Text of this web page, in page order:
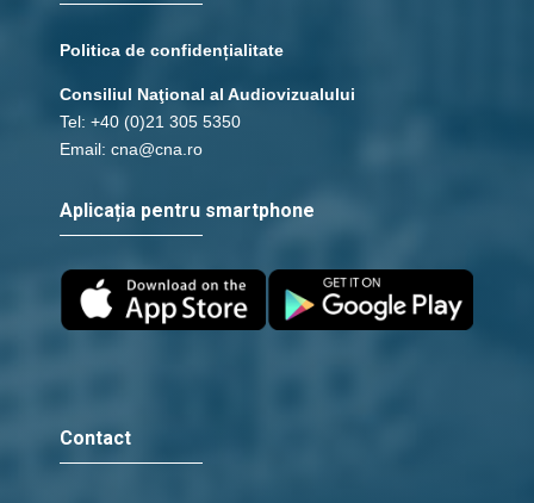
Politica de confidențialitate
Consiliul Naţional al Audiovizualului
Tel: +40 (0)21 305 5350
Email: cna@cna.ro
Aplicația pentru smartphone
Contact